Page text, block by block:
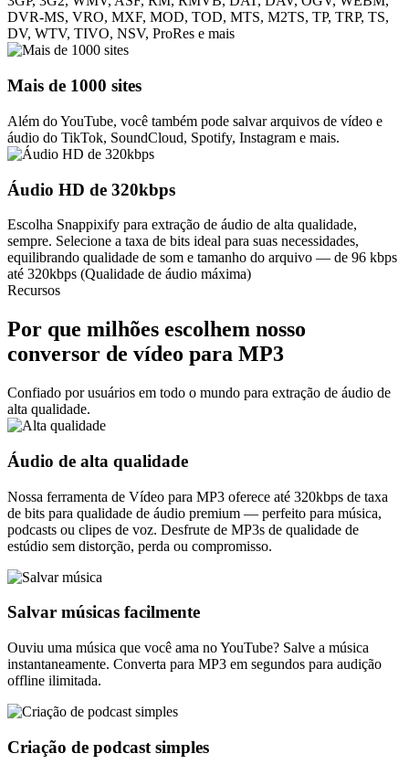
DVR-MS, VRO, MXF, MOD, TOD, MTS, M2TS, TP, TRP, TS,
DV, WTV, TIVO, NSV, ProRes e mais
Mais de 1000 sites
Além do YouTube, você também pode salvar arquivos de vídeo e
áudio do TikTok, SoundCloud, Spotify, Instagram e mais.
Áudio HD de 320kbps
Escolha Snappixify para extração de áudio de alta qualidade,
sempre. Selecione a taxa de bits ideal para suas necessidades,
equilibrando qualidade de som e tamanho do arquivo — de 96 kbps
até 320kbps (Qualidade de áudio máxima)
Recursos
Por que milhões escolhem nosso
conversor de vídeo para MP3
Confiado por usuários em todo o mundo para extração de áudio de
alta qualidade.
Áudio de alta qualidade
Nossa ferramenta de Vídeo para MP3 oferece até 320kbps de taxa
de bits para qualidade de áudio premium — perfeito para música,
podcasts ou clipes de voz. Desfrute de MP3s de qualidade de
estúdio sem distorção, perda ou compromisso.
Salvar músicas facilmente
Ouviu uma música que você ama no YouTube? Salve a música
instantaneamente. Converta para MP3 em segundos para audição
offline ilimitada.
Criação de podcast simples